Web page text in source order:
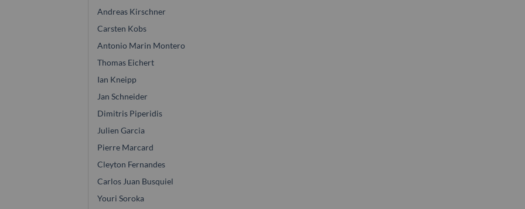
Andreas Kirschner
Carsten Kobs
Antonio Marin Montero
Thomas Eichert
Ian Kneipp
Jan Schneider
Dimitris Piperidis
Julien Garcia
Pierre Marcard
Cleyton Fernandes
Carlos Juan Busquiel
Youri Soroka